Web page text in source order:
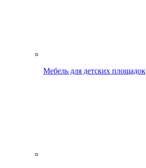
Мебель для детских площадок